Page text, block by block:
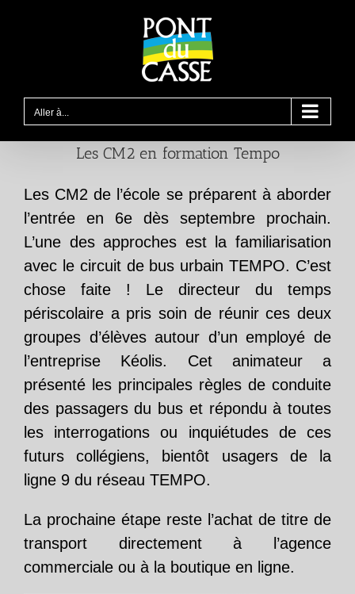
Aller à...
Les CM2 en formation Tempo
Les CM2 de l’école se préparent à aborder
l’entrée en 6e dès septembre prochain.
L’une des approches est la familiarisation
avec le circuit de bus urbain TEMPO. C’est
chose faite ! Le directeur du temps
périscolaire a pris soin de réunir ces deux
groupes d’élèves autour d’un employé de
l’entreprise Kéolis. Cet animateur a
présenté les principales règles de conduite
des passagers du bus et répondu à toutes
les interrogations ou inquiétudes de ces
futurs collégiens, bientôt usagers de la
ligne 9 du réseau TEMPO.
La prochaine étape reste l’achat de titre de
transport directement à l’agence
commerciale ou à la boutique en ligne.